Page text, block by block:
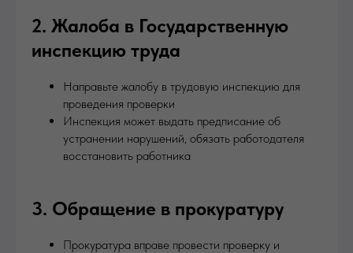
2. Жалоба в Государственную
инспекцию труда
Направьте жалобу в трудовую инспекцию для
проведения проверки
Инспекция может выдать предписание об
устранении нарушений, обязать работодателя
восстановить работника
3. Обращение в прокуратуру
Прокуратура вправе провести проверку и